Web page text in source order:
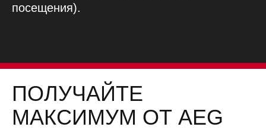
посещения).
ПОЛУЧАЙТЕ
МАКСИМУМ ОТ AEG